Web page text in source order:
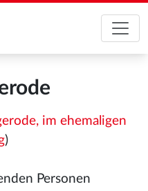
im ehemaligen
)
Personen